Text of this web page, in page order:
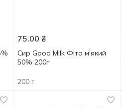
75.00 ₴
Сир Good Milk Фіта м'який
50% 200г
200 г